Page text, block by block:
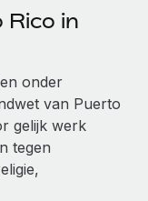
experts
van
in
onder
van Puerto
gelijk werk
tegen